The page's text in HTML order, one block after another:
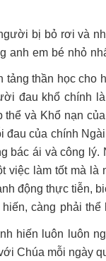
bị bỏ rơi và
anh em bé nhỏ
thần học cho
đau khổ chính
thể và Khổ nạn
của chính
bác ái và công lý.
làm tốt mà là
động thực tiễn,
càng phải
hiến luôn luôn
Chúa mỗi ngày